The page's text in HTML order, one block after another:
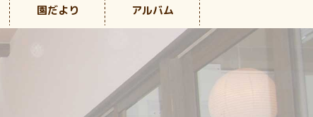
園だより アルバム